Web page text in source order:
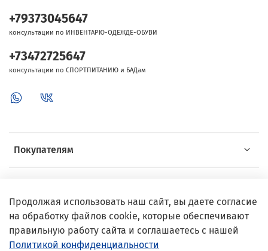
Покупателям
Выгодные предложения
+79373045647
консультации по ИНВЕНТАРЮ-ОДЕЖДЕ-ОБУВИ
+73472725647
консультации по СПОРТПИТАНИЮ и БАДам
Продолжая использовать наш сайт, вы даете согласие
на обработку файлов cookie, которые обеспечивают
правильную работу сайта и соглашаетесь с нашей
Политикой конфиденциальности